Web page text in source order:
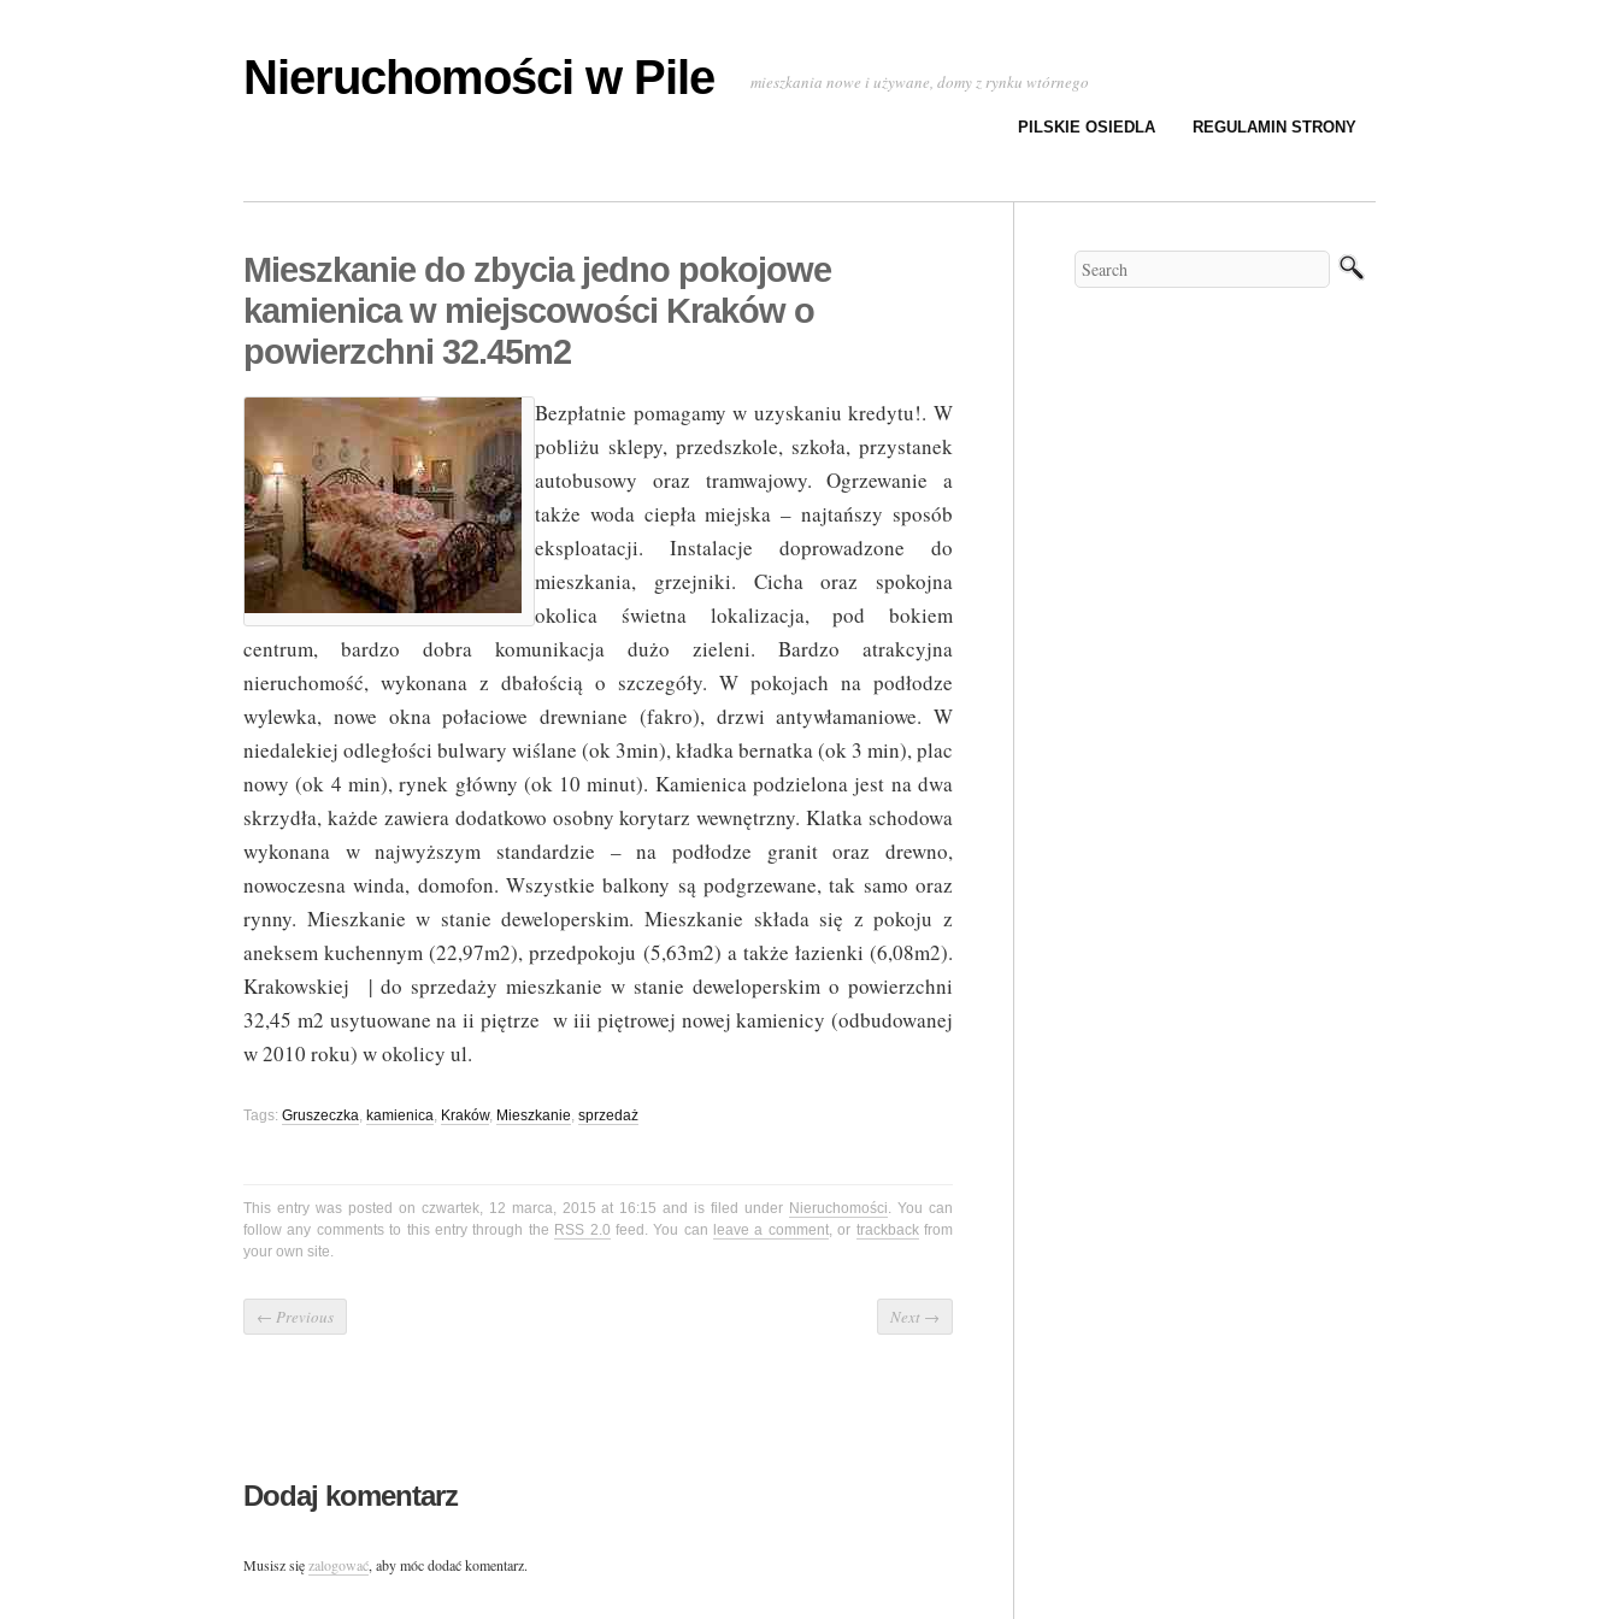
Nieruchomości w Pile mieszkania nowe i używane, domy z rynku wtórnego
PILSKIE OSIEDLA REGULAMIN STRONY
Mieszkanie do zbycia jedno pokojowe
kamienica w miejscowości Kraków o
powierzchni 32.45m2
Bezpłatnie pomagamy w uzyskaniu kredytu!. W
pobliżu sklepy, przedszkole, szkoła, przystanek
autobusowy oraz tramwajowy. Ogrzewanie a
także woda ciepła miejska – najtańszy sposób
eksploatacji. Instalacje doprowadzone do
mieszkania, grzejniki. Cicha oraz spokojna
okolica świetna lokalizacja, pod bokiem
centrum, bardzo dobra komunikacja dużo zieleni. Bardzo atrakcyjna
nieruchomość, wykonana z dbałością o szczegóły. W pokojach na podłodze
wylewka, nowe okna połaciowe drewniane (fakro), drzwi antywłamaniowe. W
niedalekiej odległości bulwary wiślane (ok 3min), kładka bernatka (ok 3 min), plac
nowy (ok 4 min), rynek główny (ok 10 minut). Kamienica podzielona jest na dwa
skrzydła, każde zawiera dodatkowo osobny korytarz wewnętrzny. Klatka schodowa
wykonana w najwyższym standardzie – na podłodze granit oraz drewno,
nowoczesna winda, domofon. Wszystkie balkony są podgrzewane, tak samo oraz
rynny. Mieszkanie w stanie deweloperskim. Mieszkanie składa się z pokoju z
aneksem kuchennym (22,97m2), przedpokoju (5,63m2) a także łazienki (6,08m2).
Krakowskiej | do sprzedaży mieszkanie w stanie deweloperskim o powierzchni
32,45 m2 usytuowane na ii piętrze w iii piętrowej nowej kamienicy (odbudowanej
w 2010 roku) w okolicy ul.
Tags: Gruszeczka, kamienica, Kraków, Mieszkanie, sprzedaż
This entry was posted on czwartek, 12 marca, 2015 at 16:15 and is filed under Nieruchomości. You can
follow any comments to this entry through the RSS 2.0 feed. You can leave a comment, or trackbackfrom
your own site.
← Previous Next →
Dodaj komentarz
Musisz sięzalogować, aby móc dodać komentarz.